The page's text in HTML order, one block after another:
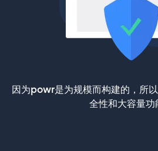
因为powr是为规模而构建的，所
全性和大容量功